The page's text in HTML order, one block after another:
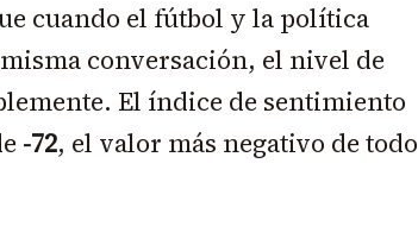
cuando el fútbol y la política
conversación, el nivel de
El índice de sentimiento
-72, el valor más negativo de todo